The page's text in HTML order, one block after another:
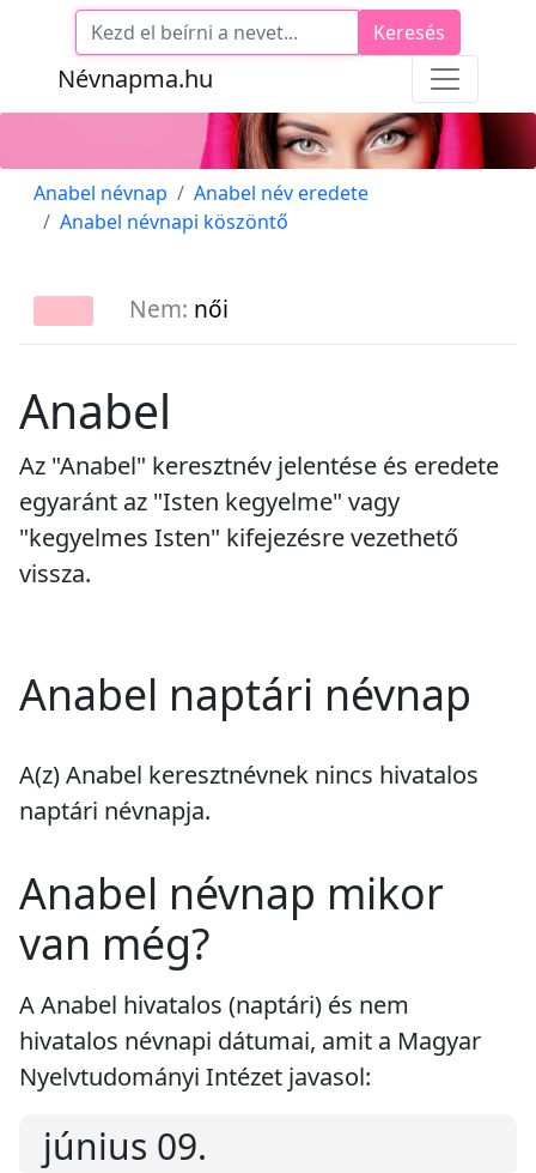
Névnapma.hu
Keresés
Anabel névnap
Anabel név eredete
Anabel névnapi köszöntő
Nem: női
Anabel
Az "Anabel" keresztnév jelentése és eredete
egyaránt az "Isten kegyelme" vagy
"kegyelmes Isten" kifejezésre vezethető
vissza.
Anabel naptári névnap
A(z) Anabel keresztnévnek nincs hivatalos
naptári névnapja.
Anabel névnap mikor
van még?
A Anabel hivatalos (naptári) és nem
hivatalos névnapi dátumai, amit a Magyar
Nyelvtudományi Intézet javasol:
június 09.